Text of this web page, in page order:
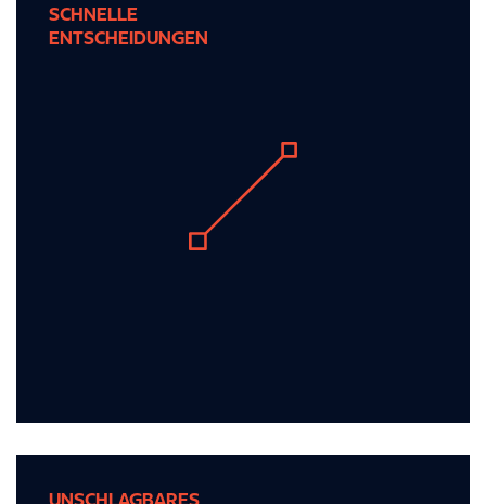
SCHNELLE
ENTSCHEIDUNGEN